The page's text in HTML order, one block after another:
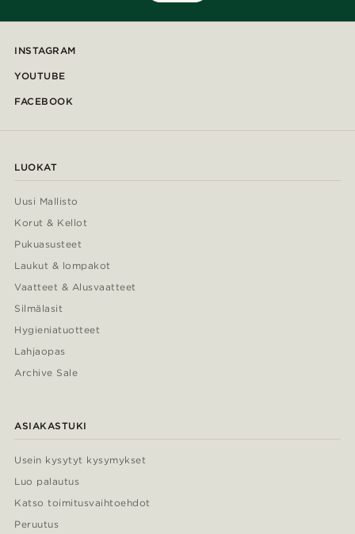
INSTAGRAM
YOUTUBE
FACEBOOK
LUOKAT
Uusi Mallisto
Korut & Kellot
Pukuasusteet
Laukut & lompakot
Vaatteet & Alusvaatteet
Silmälasit
Hygieniatuotteet
Lahjaopas
Archive Sale
ASIAKASTUKI
Usein kysytyt kysymykset
Luo palautus
Katso toimitusvaihtoehdot
Peruutus